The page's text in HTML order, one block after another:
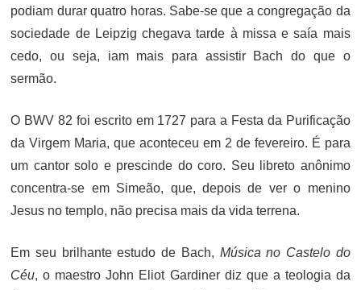
podiam durar quatro horas. Sabe-se que a congregação da
sociedade de Leipzig chegava tarde à missa e saía mais
cedo, ou seja, iam mais para assistir Bach do que o
sermão.
O BWV 82 foi escrito em 1727 para a Festa da Purificação
da Virgem Maria, que aconteceu em 2 de fevereiro. É para
um cantor solo e prescinde do coro. Seu libreto anônimo
concentra-se em Simeão, que, depois de ver o menino
Jesus no templo, não precisa mais da vida terrena.
Em seu brilhante estudo de Bach, Música no Castelo do
Céu, o maestro John Eliot Gardiner diz que a teologia da